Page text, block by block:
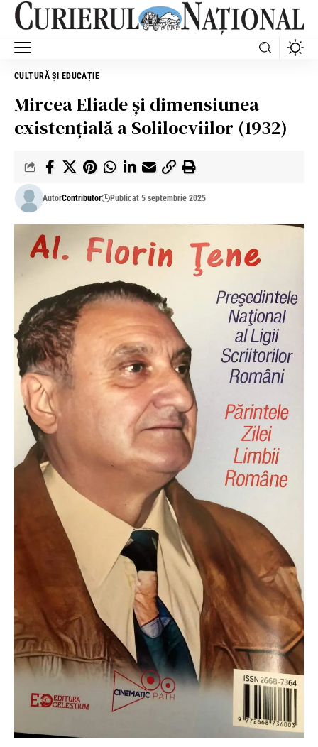
CULTURĂ ȘI EDUCAȚIE
Mircea Eliade și dimensiunea
existențială a Solilocviilor (1932)
AutorContributor Publicat 5 septembrie 2025